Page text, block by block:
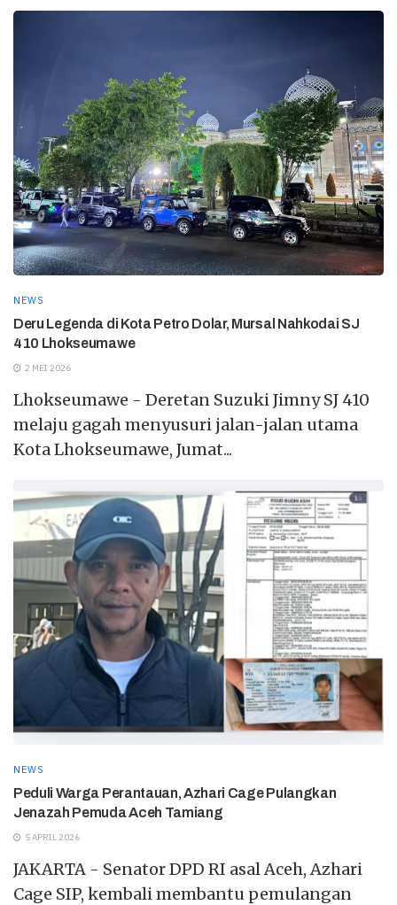
NEWS
Deru Legenda di Kota Petro Dolar, Mursal Nahkodai SJ
410 Lhokseumawe
2 MEI 2026
Lhokseumawe - Deretan Suzuki Jimny SJ 410
melaju gagah menyusuri jalan-jalan utama
Kota Lhokseumawe, Jumat...
NEWS
Peduli Warga Perantauan, Azhari Cage Pulangkan
Jenazah Pemuda Aceh Tamiang
5 APRIL 2026
JAKARTA - Senator DPD RI asal Aceh, Azhari
Cage SIP, kembali membantu pemulangan